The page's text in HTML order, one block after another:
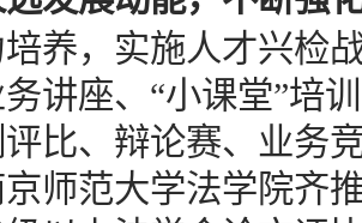
养，实施人才兴检
讲座、“小课堂”培
比、辩论赛、业务
师范大学法学院齐